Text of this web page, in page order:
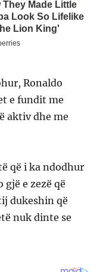
Ronaldo
e fundit me
aktiv dhe me
që i ka ndodhur
gjë e zezë që
dukeshin që
nuk dinte se